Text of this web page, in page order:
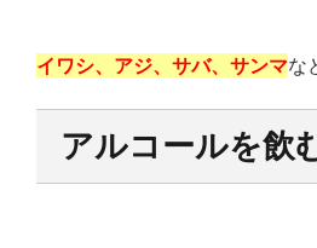
イワシ、アジ、サバ、サンマな
アルコールを飲